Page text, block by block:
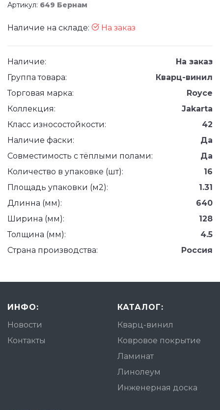
Артикул: 649 Бернам
Наличие на складе: На заказ
Наличие:
На заказ
Группа товара:
Кварц-винил
Торговая марка:
Royce
Коллекция:
Jakarta
Класс износостойкости:
42
Наличие фаски:
Да
Совместимость с тёплыми полами:
Да
Количество в упаковке (шт):
16
Площадь упаковки (м2):
1.31
Длинна (мм):
640
Ширина (мм):
128
Толщина (мм):
4.5
Страна производства:
Россия
ИНФО:
Новости
Контакты
КАТАЛОГ:
Кварц-винил
Ковровое покрытие
Ламинат
Линолеум
Инженерная доска